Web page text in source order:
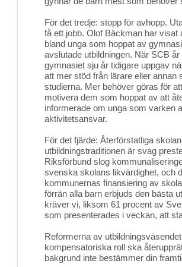
För det tredje: stopp för avhopp.
få ett jobb. Olof Bäckman har
bland unga som hoppat av
avslutade utbildningen. När SCB
gymnasiet sju år tidigare uppgav
att mer stöd från lärare eller annan
studierna. Mer behöver göras för
motivera dem som hoppat av att
informerade om unga som varken
aktivitetsansvar.
För det fjärde: Återförstatliga
utbildningstraditionen är svag
Riksförbund slog
svenska skolans likvärdighet, och
kommunernas finansiering av
förrän alla barn erbjuds den bästa
kräver vi, liksom 61 procent av
som presenterades i veckan, att
Reformerna av
kompensatoriska roll ska
bakgrund inte bestämmer din